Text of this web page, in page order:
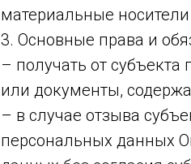
материальные
3. Основные права и
– получать от
или документы,
– в случае отзыва
персональных данных